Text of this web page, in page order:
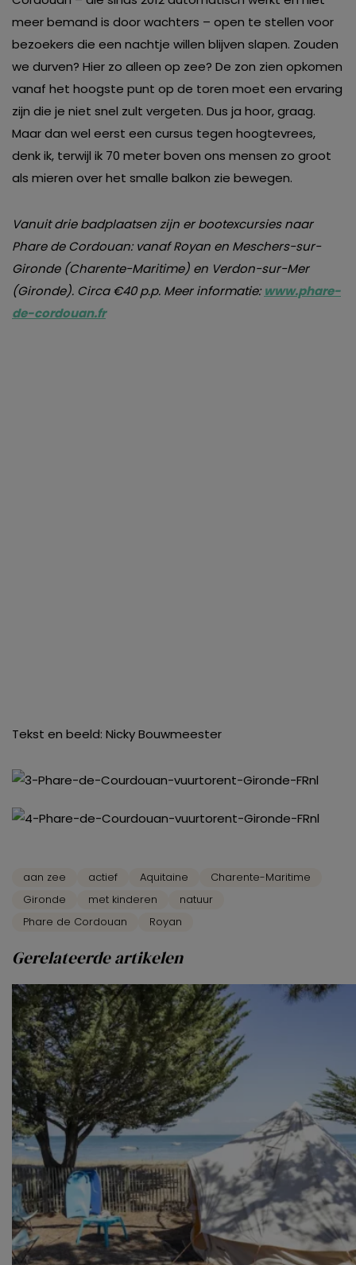
meer bemand is door wachters – open te stellen voor
bezoekers die een nachtje willen blijven slapen. Zouden
we durven? Hier zo alleen op zee? De zon zien opkomen
vanaf het hoogste punt op de toren moet een ervaring
zijn die je niet snel zult vergeten. Dus ja hoor, graag.
Maar dan wel eerst een cursus tegen hoogtevrees,
denk ik, terwijl ik 70 meter boven ons mensen zo groot
als mieren over het smalle balkon zie bewegen.
Vanuit drie badplaatsen zijn er bootexcursies naar
Phare de Cordouan: vanaf Royan en Meschers-sur-
Gironde (Charente-Maritime) en Verdon-sur-Mer
(Gironde). Circa €40 p.p. Meer informatie:www.phare-
de-cordouan.fr
Tekst en beeld: Nicky Bouwmeester
aan zee actief Aquitaine
Charente-Maritime
Gironde
met kinderen
natuur
Phare de Cordouan
Royan
Gerelateerde artikelen